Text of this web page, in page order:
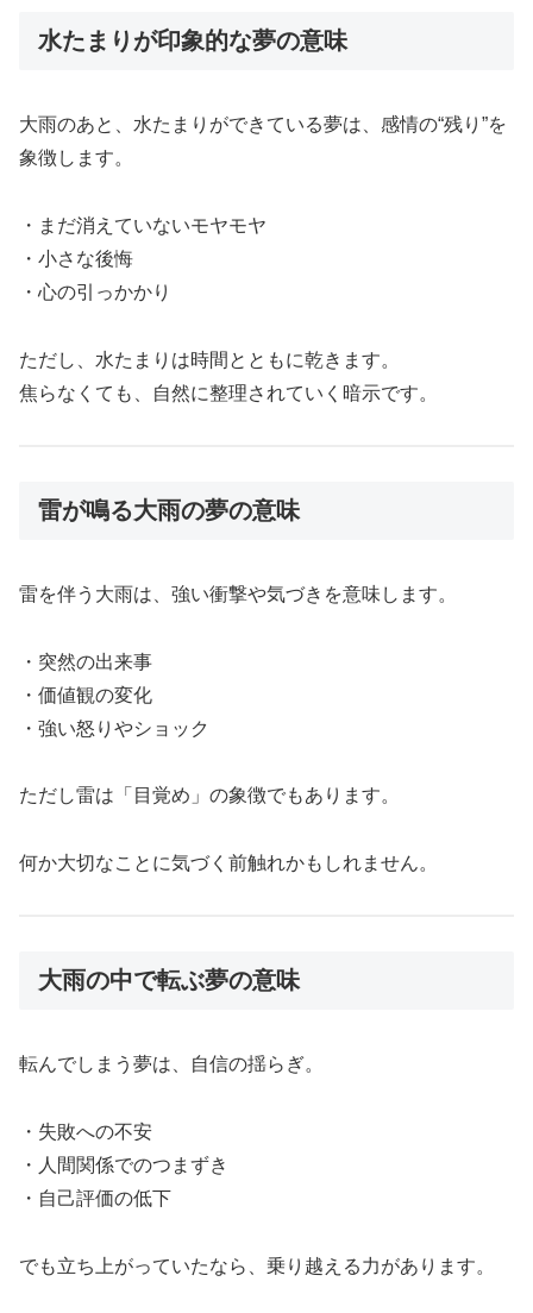
水たまりが印象的な夢の意味
大雨のあと、水たまりができている夢は、感情の“残り”を
象徴します。
・まだ消えていないモヤモヤ
・小さな後悔
・心の引っかかり
ただし、水たまりは時間とともに乾きます。
焦らなくても、自然に整理されていく暗示です。
雷が鳴る大雨の夢の意味
雷を伴う大雨は、強い衝撃や気づきを意味します。
・突然の出来事
・価値観の変化
・強い怒りやショック
ただし雷は「目覚め」の象徴でもあります。
何か大切なことに気づく前触れかもしれません。
大雨の中で転ぶ夢の意味
転んでしまう夢は、自信の揺らぎ。
・失敗への不安
・人間関係でのつまずき
・自己評価の低下
でも立ち上がっていたなら、乗り越える力があります。